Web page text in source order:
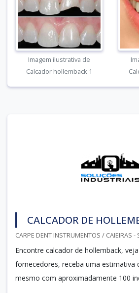
Imagem ilustrativa de
Calcador hollemback 1
CALCADOR DE
CARPE DENT INSTRUMENTOS / CAIEIRAS -
Encontre calcador de hollemback,
fornecedores, receba uma estimativa
mesmo com aproximadamente 100